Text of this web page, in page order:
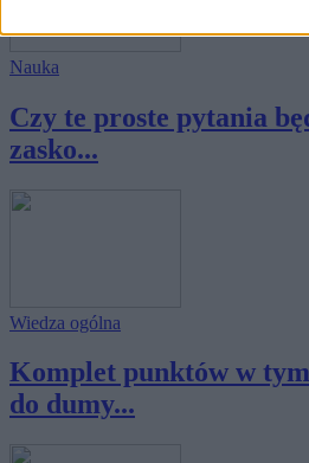
Nauka
Czy te proste pytania
zasko...
Wiedza ogólna
Komplet punktów w
do dumy...